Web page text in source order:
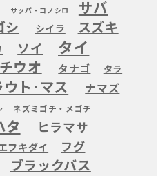
サッパ・コノシロ サバ
シ シイラ スズキ
ソイ タイ
ウオ タナゴ
タラ
ウト･マス ナマズ
ネズミゴチ・メゴチ
タ ヒラマサ
フキダイ フグ
ブラックバス